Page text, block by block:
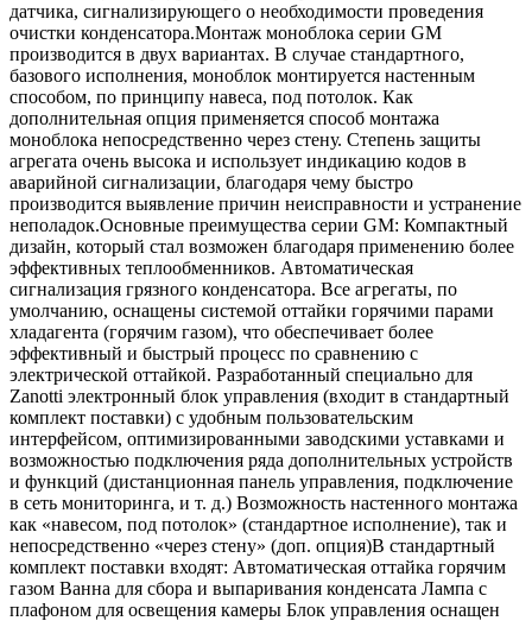
датчика, сигнализирующего о необходимости проведения
очистки конденсатора.Монтаж моноблока серии GM
производится в двух вариантах. В случае стандартного,
базового исполнения, моноблок монтируется настенным
способом, по принципу навеса, под потолок. Как
дополнительная опция применяется способ монтажа
моноблока непосредственно через стену. Степень защиты
агрегата очень высока и использует индикацию кодов в
аварийной сигнализации, благодаря чему быстро
производится выявление причин неисправности и устранение
неполадок.Основные преимущества серии GM: Компактный
дизайн, который стал возможен благодаря применению более
эффективных теплообменников. Автоматическая
сигнализация грязного конденсатора. Все агрегаты, по
умолчанию, оснащены системой оттайки горячими парами
хладагента (горячим газом), что обеспечивает более
эффективный и быстрый процесс по сравнению с
электрической оттайкой. Разработанный специально для
Zanotti электронный блок управления (входит в стандартный
комплект поставки) с удобным пользовательским
интерфейсом, оптимизированными заводскими уставками и
возможностью подключения ряда дополнительных устройств
и функций (дистанционная панель управления, подключение
в сеть мониторинга, и т. д.) Возможность настенного монтажа
как «навесом, под потолок» (стандартное исполнение), так и
непосредственно «через стену» (доп. опция)В стандартный
комплект поставки входят: Автоматическая оттайка горячим
газом Ванна для сбора и выпаривания конденсата Лампа с
плафоном для освещения камеры Блок управления оснащен